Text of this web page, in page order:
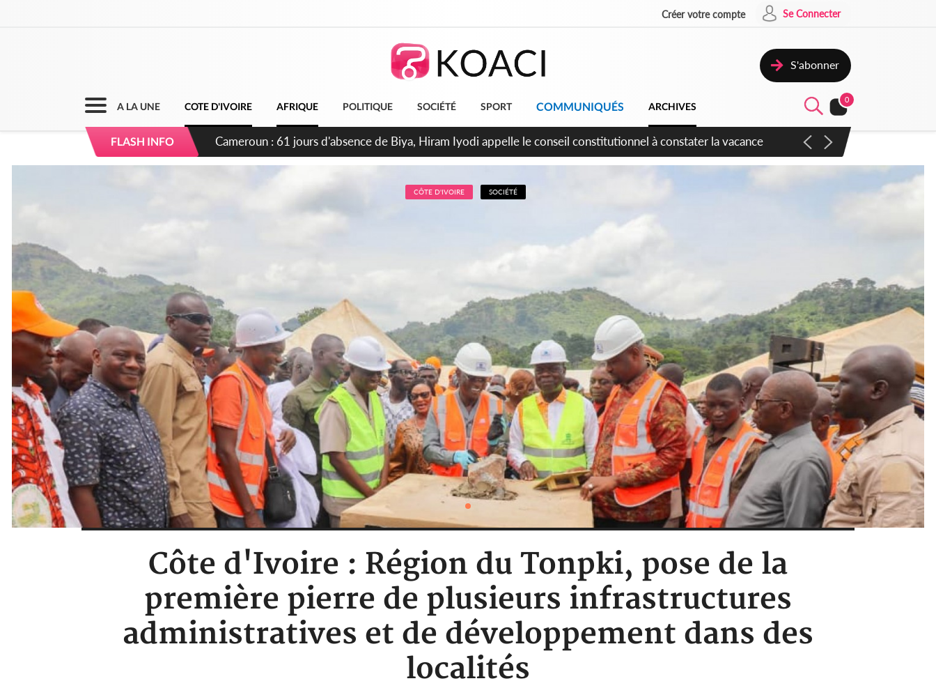
Créer votre compte Se Connecter
S'abonner
A LA UNE COTE D'IVOIRE AFRIQUE POLITIQUE SOCIÉTÉ SPORT COMMUNIQUÉS ARCHIVES
0
FLASH INFO Côte d'Ivoire : Fin de la pagaille au PDCI-RDA, Lessiehi bannit les mouvements sauvages
CÔTE D'IVOIRE SOCIÉTÉ
Côte d'Ivoire : Région du Tonpki, pose de la
première pierre de plusieurs infrastructures
administratives et de développement dans des
localités